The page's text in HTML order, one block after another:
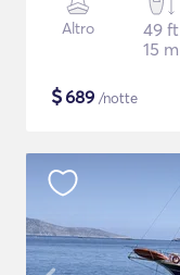
Altro
49 ft
15 m
$689 /notte